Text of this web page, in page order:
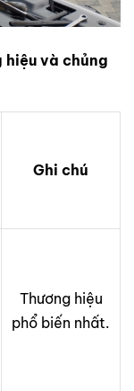
hiệu và chủng
Ghi chú
Thương hiệu
phổ biến nhất.